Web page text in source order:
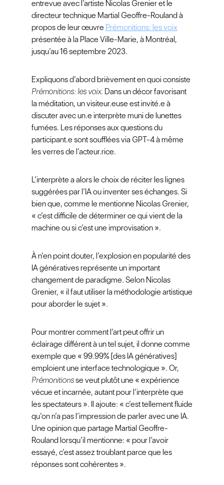
entrevue avec l’artiste Nicolas Grenier et le
directeur technique Martial Geoffre-Rouland à
propos de leur œuvre Prémonitions: les voix
présentée à la Place Ville-Marie, à Montréal,
jusqu’au 16 septembre 2023.
Expliquons d’abord brièvement en quoi consiste
Prémonitions: les voix. Dans un décor favorisant
la méditation, un visiteur.euse est invité.e à
discuter avec un.e interprète muni de lunettes
fumées. Les réponses aux questions du
participant.e sont soufflées via GPT-4 à même
les verres de l’acteur.rice.
L’interprète a alors le choix de réciter les lignes
suggérées par l’IA ou inventer ses échanges. Si
bien que, comme le mentionne Nicolas Grenier,
« c’est difficile de déterminer ce qui vient de la
machine ou si c’est une improvisation ».
À n’en point douter, l’explosion en popularité des
IA génératives représente un important
changement de paradigme. Selon Nicolas
Grenier, « il faut utiliser la méthodologie artistique
pour aborder le sujet ».
Pour montrer comment l’art peut offrir un
éclairage différent à un tel sujet, il donne comme
exemple que « 99.99% [des IA génératives]
emploient une interface technologique ». Or,
Prémonitionsse veut plutôt une « expérience
vécue et incarnée, autant pour l’interprète que
les spectateurs ». Il ajoute: « c’est tellement fluide
qu’on n’a pas l’impression de parler avec une IA.
Une opinion que partage Martial Geoffre-
Rouland lorsqu’il mentionne: « pour l’avoir
essayé, c’est assez troublant parce que les
réponses sont cohérentes ».